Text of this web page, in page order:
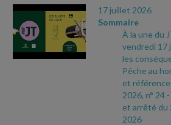
17 juillet 2026
Sommaire
À la une du
vendredi 17
les
Pêche au
et
2026, n° 24
et arrêté du
2026